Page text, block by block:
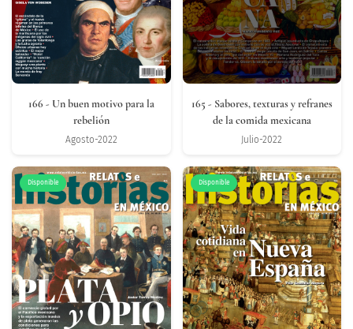
166 - Un buen motivo para la
rebelión
Agosto-2022
165 - Sabores, texturas y refranes
de la comida mexicana
Julio-2022
Disponible Disponible